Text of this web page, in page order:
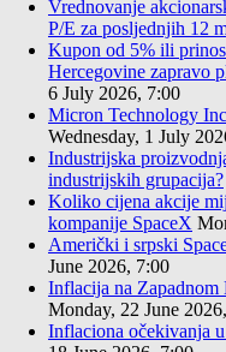
Vrednovanje
P/E za posljednjih 12
Kupon od 5% ili
Hercegovine zapravo
6 July 2026, 7:00
Micron Technology
Wednesday, 1 July
Industrijska
industrijskih grupacija?
Koliko cijena akcije
kompanije SpaceX
Američki i srpski
June 2026, 7:00
Inflacija na Zapadnom
Monday, 22 June
Inflaciona očekivanja